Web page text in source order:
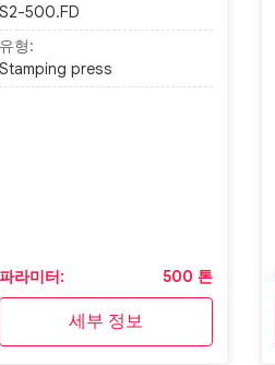
S2-500.FD
유형:
Stamping press
파라미터: 500 톤
세부 정보